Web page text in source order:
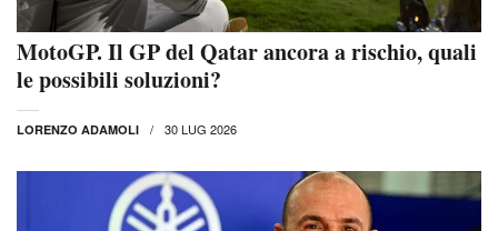
MotoGP. Il GP del Qatar ancora a rischio, quali
le possibili soluzioni?
LORENZO ADAMOLI 30 LUG 2026